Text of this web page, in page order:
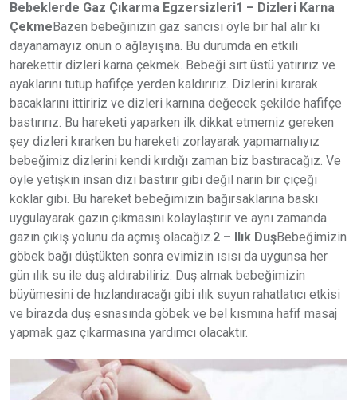
Bebeklerde Gaz Çıkarma Egzersizleri1 – Dizleri Karna
ÇekmeBazen bebeğinizin gaz sancısı öyle bir hal alır ki
dayanamayız onun o ağlayışına. Bu durumda en etkili
harekettir dizleri karna çekmek. Bebeği sırt üstü yatırırız ve
ayaklarını tutup hafifçe yerden kaldırırız. Dizlerini kırarak
bacaklarını ittiririz ve dizleri karnına değecek şekilde hafifçe
bastırırız. Bu hareketi yaparken ilk dikkat etmemiz gereken
şey dizleri kırarken bu hareketi zorlayarak yapmamalıyız
bebeğimiz dizlerini kendi kırdığı zaman biz bastıracağız. Ve
öyle yetişkin insan dizi bastırır gibi değil narin bir çiçeği
koklar gibi. Bu hareket bebeğimizin bağırsaklarına baskı
uygulayarak gazın çıkmasını kolaylaştırır ve aynı zamanda
gazın çıkış yolunu da açmış olacağız. 2 – Ilık DuşBebeğimizin
göbek bağı düştükten sonra evimizin ısısı da uygunsa her
gün ılık su ile duş aldırabiliriz. Duş almak bebeğimizin
büyümesini de hızlandıracağı gibi ılık suyun rahatlatıcı etkisi
ve birazda duş esnasında göbek ve bel kısmına hafif masaj
yapmak gaz çıkarmasına yardımcı olacaktır.